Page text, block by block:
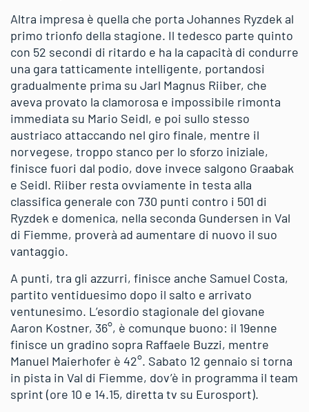
Altra impresa è quella che porta Johannes Ryzdek al
primo trionfo della stagione. Il tedesco parte quinto
con 52 secondi di ritardo e ha la capacità di condurre
una gara tatticamente intelligente, portandosi
gradualmente prima su Jarl Magnus Riiber, che
aveva provato la clamorosa e impossibile rimonta
immediata su Mario Seidl, e poi sullo stesso
austriaco attaccando nel giro finale, mentre il
norvegese, troppo stanco per lo sforzo iniziale,
finisce fuori dal podio, dove invece salgono Graabak
e Seidl. Riiber resta ovviamente in testa alla
classifica generale con 730 punti contro i 501 di
Ryzdek e domenica, nella seconda Gundersen in Val
di Fiemme, proverà ad aumentare di nuovo il suo
vantaggio.
A punti, tra gli azzurri, finisce anche Samuel Costa,
partito ventiduesimo dopo il salto e arrivato
ventunesimo. L’esordio stagionale del giovane
Aaron Kostner, 36°, è comunque buono: il 19enne
finisce un gradino sopra Raffaele Buzzi, mentre
Manuel Maierhofer è 42°. Sabato 12 gennaio si torna
in pista in Val di Fiemme, dov’è in programma il team
sprint (ore 10 e 14.15, diretta tv su Eurosport).